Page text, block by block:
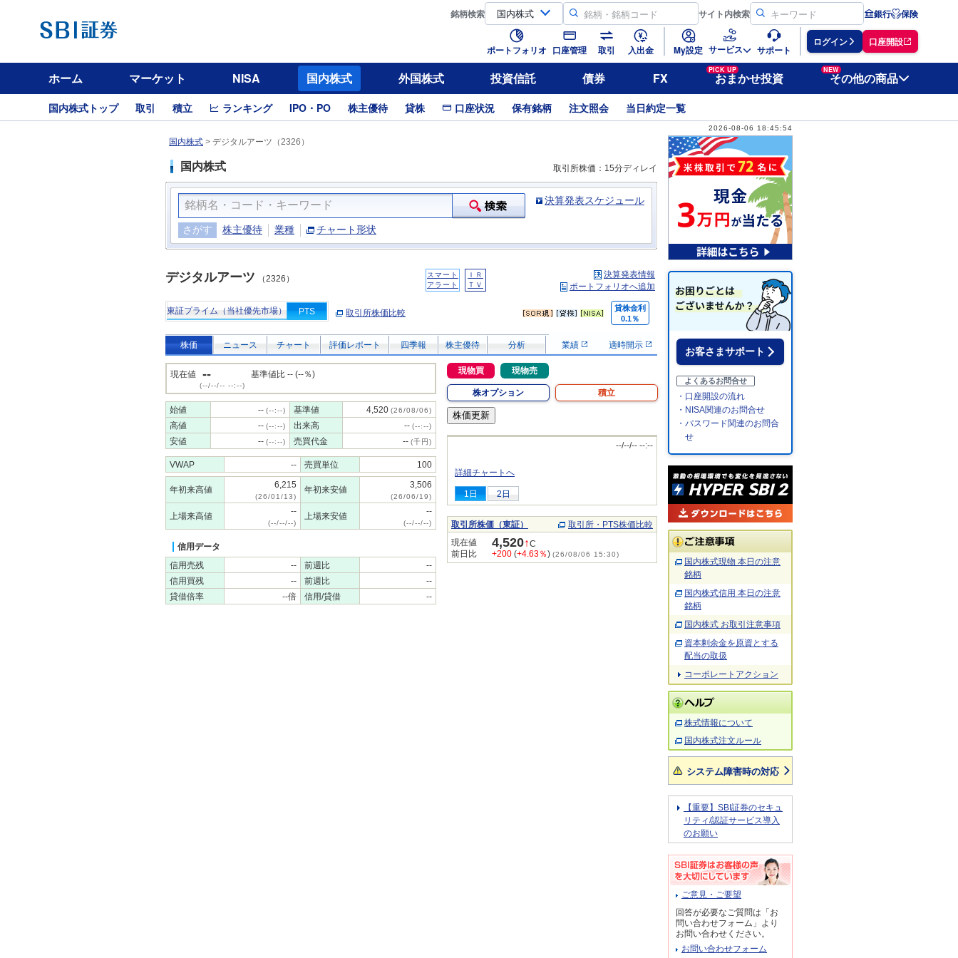
銘柄検索 サイト内検索 銀行 保険
ポートフォリオ 口座管理 取引 入出金 My設定 サービス サポート
ログイン 口座開設
ホーム マーケット NISA 国内株式 外国株式 投資信託 債券 FX
PICK UP
おまかせ投資
NEW
その他の商品
国内株式トップ 取引 積立 ランキング IPO・PO 株主優待 貸株 口座状況 保有銘柄 注文照会 当日約定一覧
2026-08-06 18:45:54
国内株式 > デジタルアーツ（2326）
国内株式 取引所株価：15分ディレイ
決算発表スケジュール
さがす 株主優待 業種 チャート形状
デジタルアーツ （2326）
スマート
アラート
ＩＲ
ＴＶ
決算発表情報
ポートフォリオへ追加
東証プライム（当社優先市場） PTS 取引所株価比較
貸株金利
0.1％
株価 ニュース チャート 評価レポート 四季報 株主優待 分析 業績 適時開示
現在値 --
(--/--/-- --:--)
基準値比 -- (--％)
始値 -- (--:--) 基準値 4,520 (26/08/06)
高値 -- (--:--) 出来高 -- (--:--)
安値 -- (--:--) 売買代金 -- (千円)
VWAP -- 売買単位 100
年初来高値 6,215
(26/01/13)
年初来安値 3,506
(26/06/19)
上場来高値 --
(--/--/--)
上場来安値 --
(--/--/--)
信用データ
信用売残
-- 前週比
--
信用買残
-- 前週比
--
貸借倍率
--倍 信用/貸借 --
現物買 現物売
株オプション 積立
--/--/-- --:--
詳細チャートへ
1日 2日
取引所株価（東証）
取引所・PTS株価比較
現在値
4,520↑C
前日比
+200 (+4.63％) (26/08/06 15:30)
お客さまサポート
よくあるお問合せ
・口座開設の流れ
・NISA関連のお問合せ
・パスワード関連のお問合
せ
国内株式現物 本日の注意
銘柄
国内株式信用 本日の注意
銘柄
国内株式 お取引注意事項
資本剰余金を原資とする
配当の取扱
コーポレートアクション
株式情報について
国内株式注文ルール
システム障害時の対応
【重要】SBI証券のセキュ
リティ/認証サービス導入
のお願い
ご意見・ご要望
回答が必要なご質問は「お
問い合わせフォーム」より
お問い合わせください。
お問い合わせフォーム